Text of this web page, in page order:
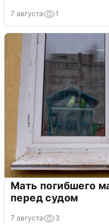
7 августа 1
Мать погибшего
перед судом
7 августа 3